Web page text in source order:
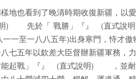
地也看到了晚清時期收復新疆，以
明) 先於「 戰勝」『』 (直式
至一八八五年)出身寒門，恃才傲
七五年以欽差大臣督辦新疆軍務，
能起戰」『』 (直式說明) ，並耐